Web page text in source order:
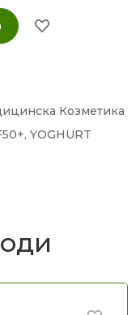
Козметика
, YOGHURT